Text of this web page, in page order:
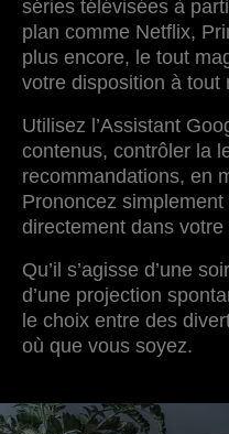
séries télévisées à
plan comme Netflix,
plus encore, le tout
votre disposition à tout
Utilisez l’Assistant
contenus, contrôler la
recommandations, en
Prononcez
directement dans
Qu’il s’agisse d’une
d’une projection
le choix entre des
où que vous soyez.